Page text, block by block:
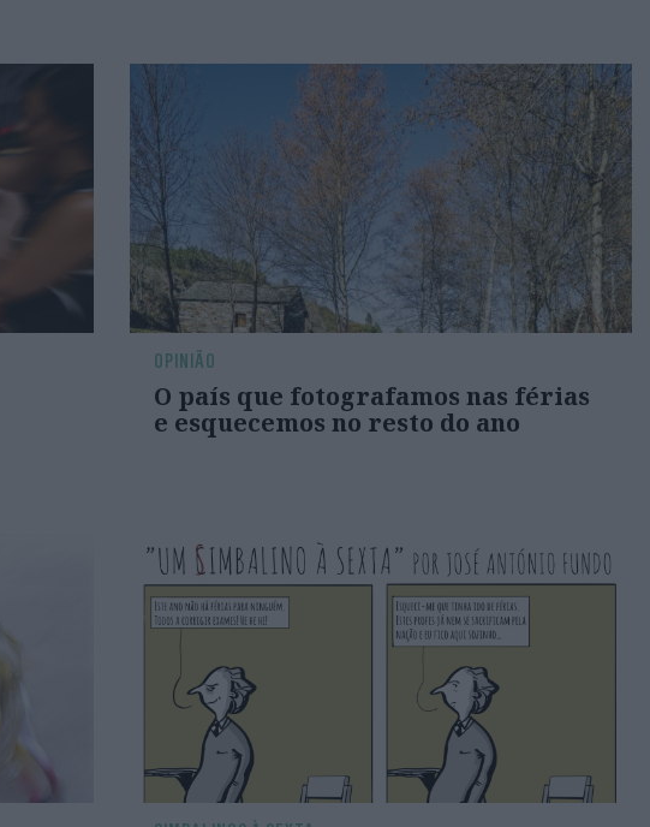
OPINIÃO
O país que fotografamos nas férias
e esquecemos no resto do ano